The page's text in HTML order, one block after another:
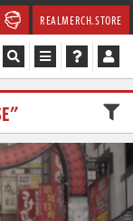
REALMERCH.STORE